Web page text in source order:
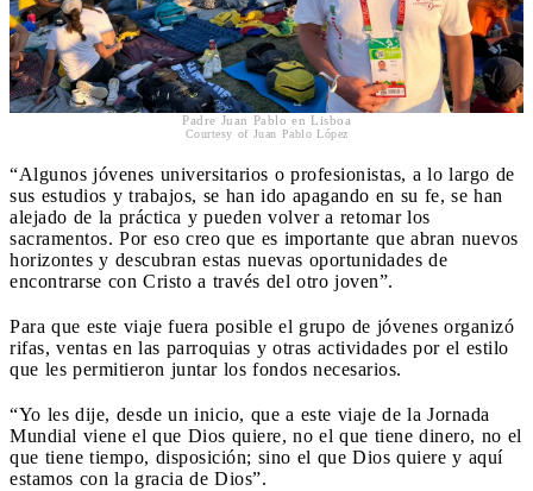
Padre Juan Pablo en Lisboa
Courtesy of Juan Pablo López
“Algunos jóvenes universitarios o profesionistas, a lo largo de
sus estudios y trabajos, se han ido apagando en su fe, se han
alejado de la práctica y pueden volver a retomar los
sacramentos. Por eso creo que es importante que abran nuevos
horizontes y descubran estas nuevas oportunidades de
encontrarse con Cristo a través del otro joven”.
Para que este viaje fuera posible el grupo de jóvenes organizó
rifas, ventas en las parroquias y otras actividades por el estilo
que les permitieron juntar los fondos necesarios.
“Yo les dije, desde un inicio, que a este viaje de la Jornada
Mundial viene el que Dios quiere, no el que tiene dinero, no el
que tiene tiempo, disposición; sino el que Dios quiere y aquí
estamos con la gracia de Dios”.